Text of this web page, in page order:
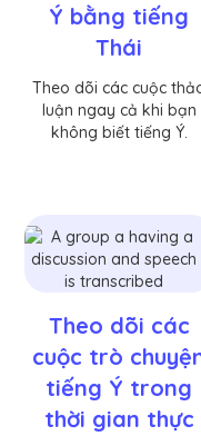
Ý bằng tiếng
Thái
Theo dõi các cuộc
luận ngay cả khi bạn
không biết tiếng Ý.
Theo dõi các
cuộc trò
tiếng Ý trong
thời gian thực